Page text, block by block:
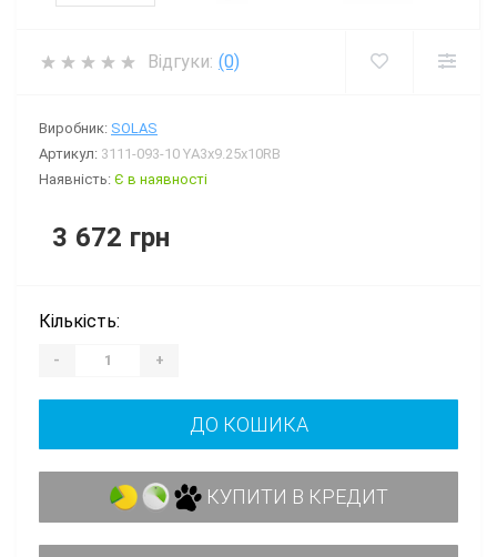
Відгуки: (0)
Виробник: SOLAS
Артикул: 3111-093-10 YА3x9.25x10RВ
Наявність: Є в наявності
3 672 грн
Кількість:
- +
ДО КОШИКА
КУПИТИ В КРЕДИТ